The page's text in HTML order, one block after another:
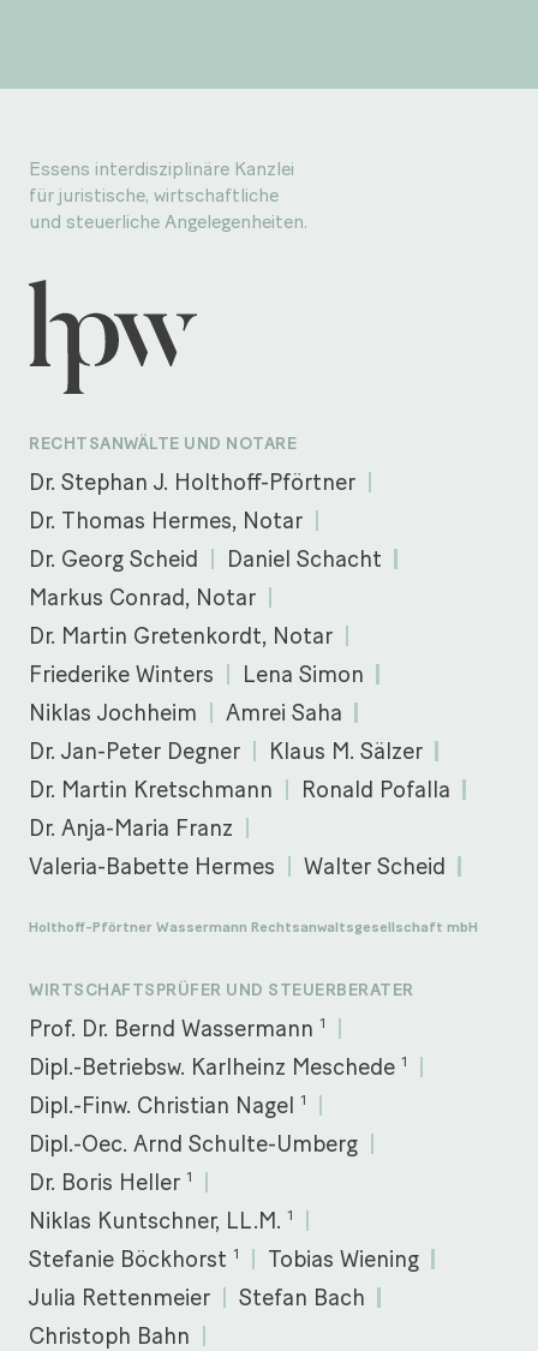
Essens interdisziplinäre Kanzlei
für juristische, wirtschaftliche
und steuerliche Angelegenheiten.
RECHTSANWÄLTE UND NOTARE
Dr. Stephan J. Holthoff-Pförtner
Dr. Thomas Hermes, Notar
Dr. Georg Scheid
Daniel Schacht
Markus Conrad, Notar
Dr. Martin Gretenkordt, Notar
Friederike Winters
Lena Simon
Niklas Jochheim
Amrei Saha
Dr. Jan-Peter Degner
Klaus M. Sälzer
Dr. Martin Kretschmann
Ronald Pofalla
Dr. Anja-Maria Franz
Valeria-Babette Hermes
Walter Scheid
Holthoff-Pförtner Wassermann Rechtsanwaltsgesellschaft mbH
WIRTSCHAFTSPRÜFER UND STEUERBERATER
Prof. Dr. Bernd Wassermann 1
Dipl.-Betriebsw. Karlheinz Meschede 1
Dipl.-Finw. Christian Nagel 1
Dipl.-Oec. Arnd Schulte-Umberg
Dr. Boris Heller 1
Niklas Kuntschner, LL.M. 1
Stefanie Böckhorst 1
Tobias Wiening
Julia Rettenmeier
Stefan Bach
Christoph Bahn